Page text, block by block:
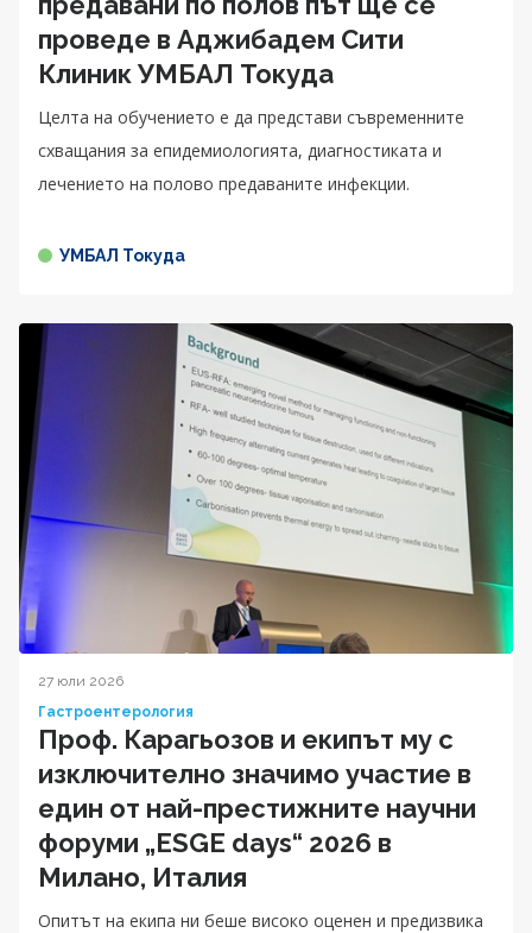
проведе в Аджибадем Сити
Клиник УМБАЛ Токуда
Целта на обучението е да представи съвременните
схващания за епидемиологията, диагностиката и
лечението на полово предаваните инфекции.
УМБАЛ Токуда
27 юли 2026
Гастроентерология
Проф. Карагьозов и екипът му с
изключително значимо участие в
един от най-престижните научни
форуми „ESGE days“ 2026 в
Милано, Италия
Опитът на екипа ни беше високо оценен и предизвика